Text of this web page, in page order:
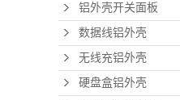
铝外壳开关面板
数据线铝外壳
无线充铝外壳
硬盘盒铝外壳